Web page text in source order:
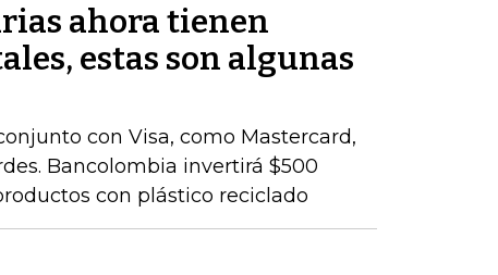
ahora tienen
estas son algunas
con Visa, como Mastercard,
Bancolombia invertirá $500
con plástico reciclado